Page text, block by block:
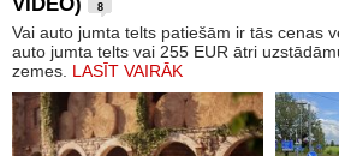
8
Vai auto jumta telts patiešām ir tās cenas
auto jumta telts vai 255 EUR ātri
zemes. LASĪT VAIRĀK